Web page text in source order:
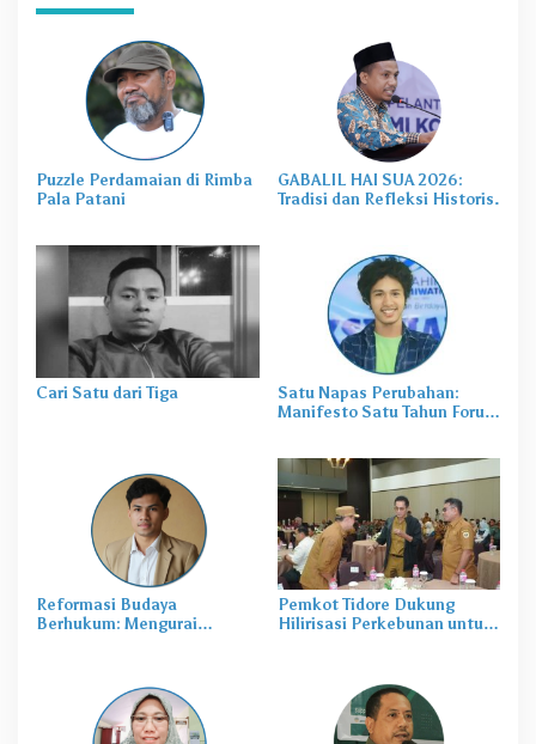
Puzzle Perdamaian di Rimba
Pala Patani
GABALIL HAI SUA 2026:
Tradisi dan Refleksi Historis.
Cari Satu dari Tiga
Satu Napas Perubahan:
Manifesto Satu Tahun Forum
Reformasi Budaya
Berhukum: Mengurai
Pemkot Tidore Dukung
Hilirisasi Perkebunan untuk